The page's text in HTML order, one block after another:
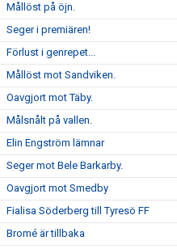
Mållöst på öjn.
Seger i premiären!
Förlust i genrepet...
Mållöst mot Sandviken.
Oavgjort mot Täby.
Målsnålt på vallen.
Elin Engström lämnar
Seger mot Bele Barkarby.
Oavgjort mot Smedby
Fialisa Söderberg till Tyresö FF
Bromé är tillbaka